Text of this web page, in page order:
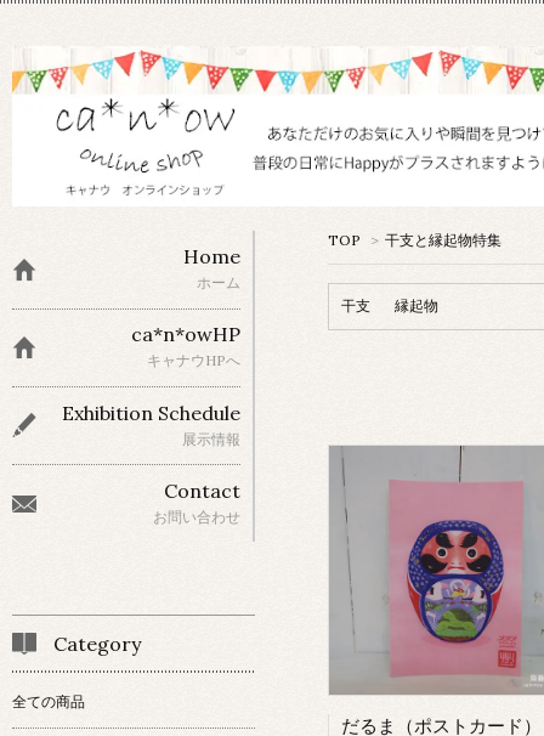
TOP > 干支と縁起物特集
干支 縁起物
Home
ホーム
ca*n*owHP
キャナウHPへ
Exhibition Schedule
展示情報
Contact
お問い合わせ
Category
全ての商品